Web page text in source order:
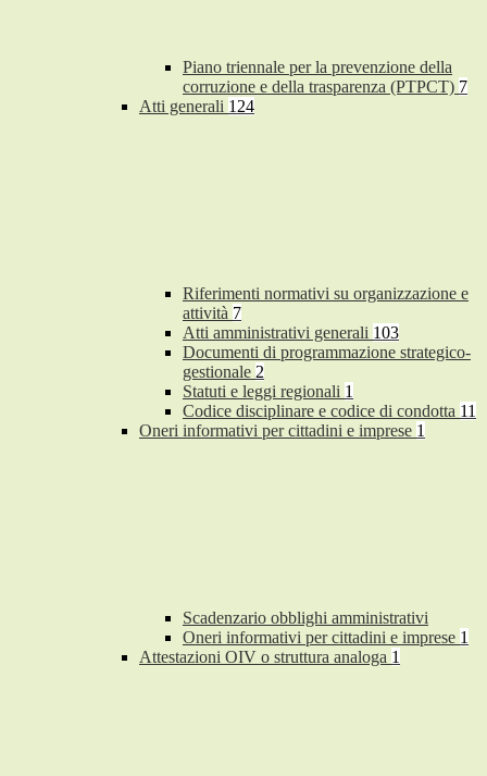
Piano triennale per la prevenzione della
corruzione e della trasparenza (PTPCT) 7
Atti generali 124
Riferimenti normativi su organizzazione e
attività 7
Atti amministrativi generali 103
Documenti di programmazione strategico-
gestionale 2
Statuti e leggi regionali 1
Codice disciplinare e codice di condotta 11
Oneri informativi per cittadini e imprese 1
Scadenzario obblighi amministrativi
Oneri informativi per cittadini e imprese 1
Attestazioni OIV o struttura analoga 1